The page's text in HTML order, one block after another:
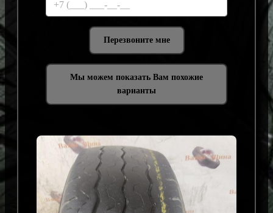
Мы можем показать Вам похожие
варианты